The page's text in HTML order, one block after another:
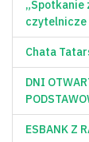
„Spotkanie
czytelnicze
Chata
DNI
ESBANK Z